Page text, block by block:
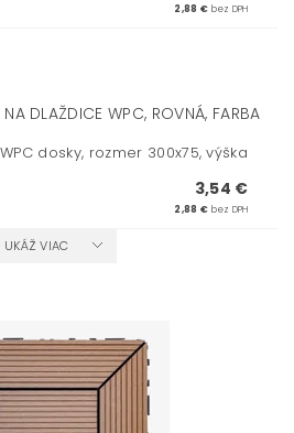
2,88 € bez DPH
DLAŽDICE WPC, ROVNÁ, FARBA
dosky, rozmer 300x75, výška
3,54 €
2,88 € bez DPH
UKÁŽ VIAC